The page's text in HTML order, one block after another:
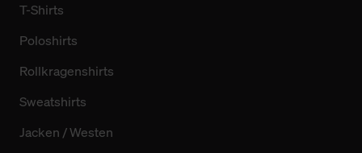
T-Shirts
Poloshirts
Rollkragenshirts
Sweatshirts
Jacken / Westen